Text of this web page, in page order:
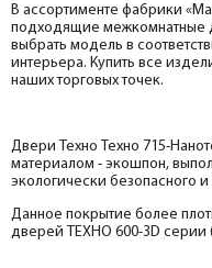
В ассортименте фабрики
подходящие межкомнатные
выбрать модель в
интерьера. Купить все
наших торговых точек.
Двери Техно Техно 715-
материалом - экошпон,
экологически безопасного
Данное покрытие более
дверей ТЕХНО 600-3D серии